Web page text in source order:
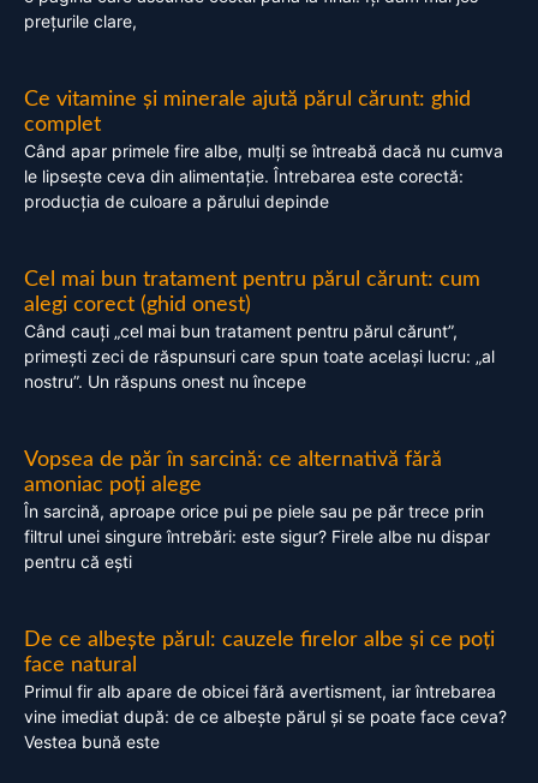
prețurile clare,
Ce vitamine și minerale ajută părul cărunt: ghid
complet
Când apar primele fire albe, mulți se întreabă dacă nu cumva
le lipsește ceva din alimentație. Întrebarea este corectă:
producția de culoare a părului depinde
Cel mai bun tratament pentru părul cărunt: cum
alegi corect (ghid onest)
Când cauți „cel mai bun tratament pentru părul cărunt”,
primești zeci de răspunsuri care spun toate același lucru: „al
nostru”. Un răspuns onest nu începe
Vopsea de păr în sarcină: ce alternativă fără
amoniac poți alege
În sarcină, aproape orice pui pe piele sau pe păr trece prin
filtrul unei singure întrebări: este sigur? Firele albe nu dispar
pentru că ești
De ce albește părul: cauzele firelor albe și ce poți
face natural
Primul fir alb apare de obicei fără avertisment, iar întrebarea
vine imediat după: de ce albește părul și se poate face ceva?
Vestea bună este